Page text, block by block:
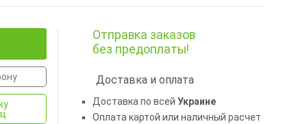
Отправка заказов
без предоплаты!
Доставка и оплата
Доставка по всей Украине
Оплата картой или наличный расчет